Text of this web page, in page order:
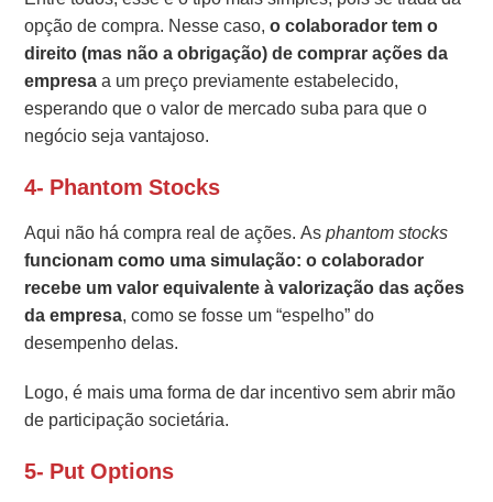
opção de compra. Nesse caso,o colaborador tem o
direito (mas não a obrigação) de comprar ações da
empresaa um preço previamente estabelecido,
esperando que o valor de mercado suba para que o
negócio seja vantajoso.
4- Phantom Stocks
Aqui não há compra real de ações. Asphantom stocks
funcionam como uma simulação: o colaborador
recebe um valor equivalente à valorização das ações
da empresa, como se fosse um “espelho” do
desempenho delas.
Logo, é mais uma forma de dar incentivo sem abrir mão
de participação societária.
5- Put Options